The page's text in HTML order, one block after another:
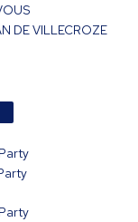
DE VILLECROZE